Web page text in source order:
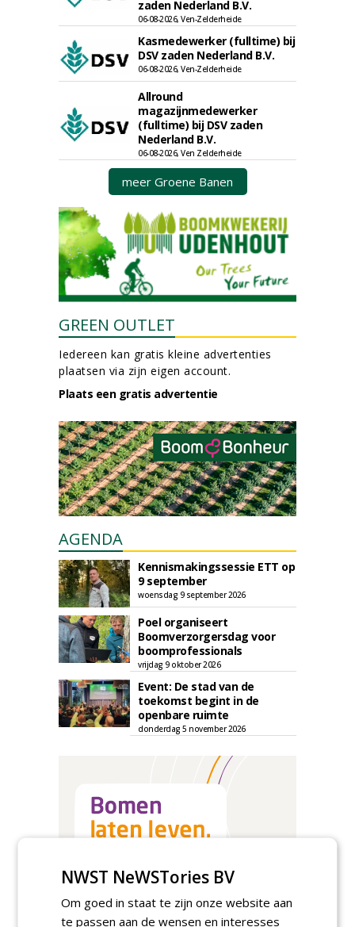
zaden Nederland B.V.
06-08-2026, Ven-Zelderheide
Kasmedewerker (fulltime) bij
DSV zaden Nederland B.V.
06-08-2026, Ven-Zelderheide
Allround
magazijnmedewerker
(fulltime) bij DSV zaden
Nederland B.V.
06-08-2026, Ven Zelderheide
meer Groene Banen
GREEN OUTLET
Iedereen kan gratis kleine advertenties
plaatsen via zijn eigen account.
Plaats een gratis advertentie
AGENDA
Kennismakingssessie ETT op
9 september
woensdag 9 september 2026
Poel organiseert
Boomverzorgersdag voor
boomprofessionals
vrijdag 9 oktober 2026
Event: De stad van de
toekomst begint in de
openbare ruimte
donderdag 5 november 2026
NWST NeWSTories BV
Om goed in staat te zijn onze website aan
te passen aan de wensen en interesses